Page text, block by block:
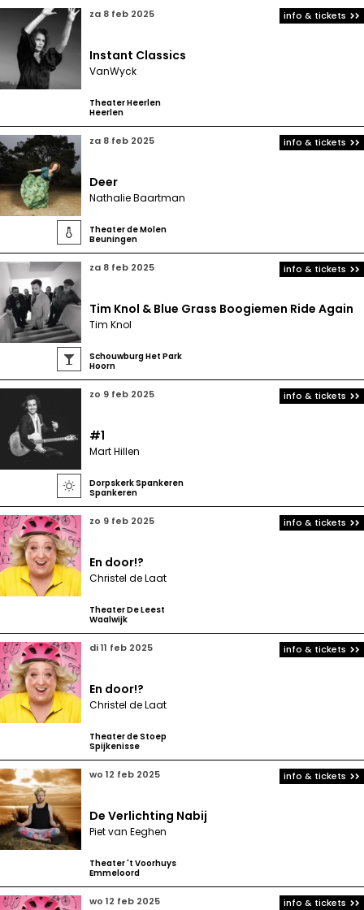
za 8 feb 2025
Instant Classics
VanWyck
Theater Heerlen
Heerlen
info & tickets

za 8 feb 2025
Deer
Nathalie Baartman
Theater de Molen
Beuningen
info & tickets

za 8 feb 2025
Tim Knol & Blue Grass Boogiemen Ride Again
Tim Knol
Schouwburg Het Park
Hoorn
info & tickets

zo 9 feb 2025
#1
Mart Hillen
Dorpskerk Spankeren
Spankeren
info & tickets
zo 9 feb 2025
En door!?
Christel de Laat
Theater De Leest
Waalwijk
info & tickets
di 11 feb 2025
En door!?
Christel de Laat
Theater de Stoep
Spijkenisse
info & tickets
wo 12 feb 2025
De Verlichting Nabij
Piet van Eeghen
Theater 't Voorhuys
Emmeloord
info & tickets
wo 12 feb 2025 info & tickets